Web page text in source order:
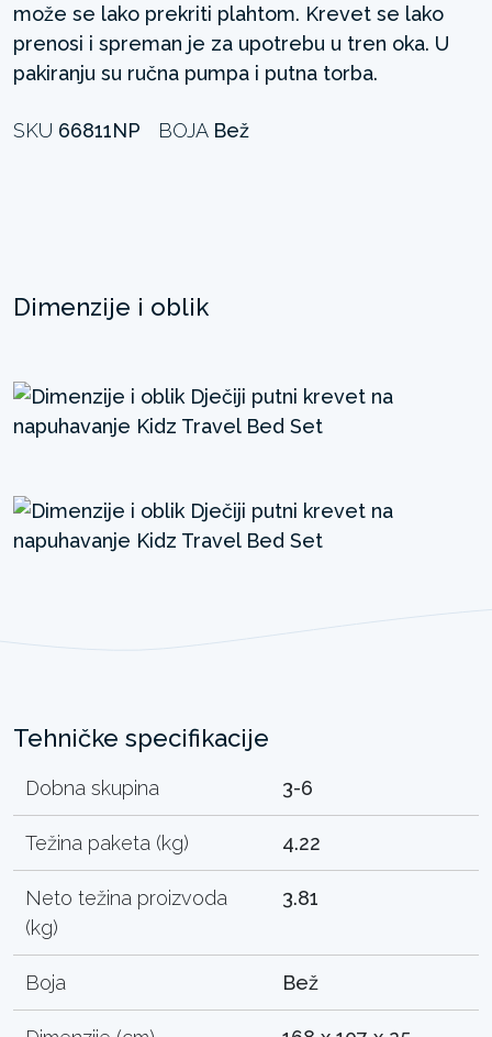
može se lako prekriti plahtom. Krevet se lako
prenosi i spreman je za upotrebu u tren oka. U
pakiranju su ručna pumpa i putna torba.
SKU 66811NP BOJA Bež
Dimenzije i oblik
Tehničke specifikacije
Dobna skupina 3-6
Težina paketa (kg) 4.22
Neto težina proizvoda
(kg)
3.81
Boja Bež